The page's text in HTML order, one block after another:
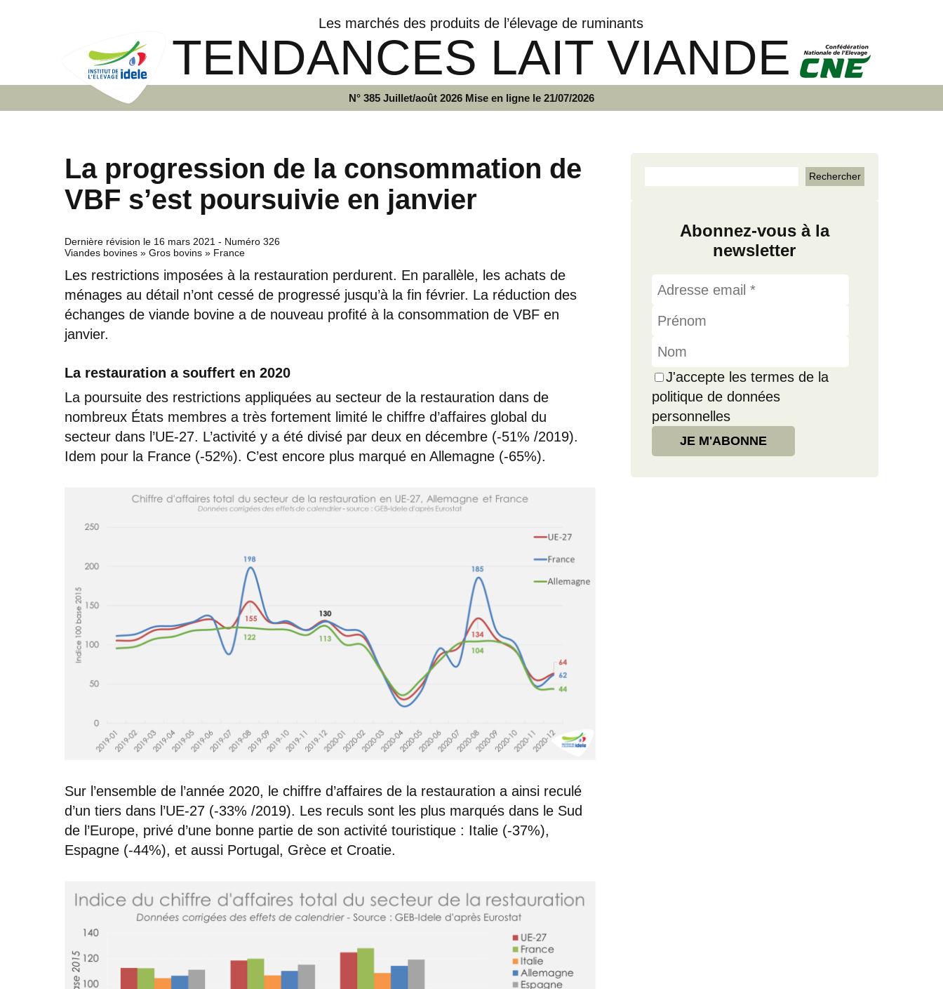
Les marchés des produits de l’élevage de ruminants
TENDANCES LAIT VIANDE
N° 385 Juillet/août 2026 Mise en ligne le 21/07/2026
La progression de la consommation de
VBF s’est poursuivie en janvier
Dernière révision le 16 mars 2021 - Numéro 326
Viandes bovines » Gros bovins » France
Les restrictions imposées à la restauration perdurent. En parallèle, les achats de
ménages au détail n’ont cessé de progressé jusqu’à la fin février. La réduction des
échanges de viande bovine a de nouveau profité à la consommation de VBF en
janvier.
La restauration a souffert en 2020
La poursuite des restrictions appliquées au secteur de la restauration dans de
nombreux États membres a très fortement limité le chiffre d’affaires global du
secteur dans l’UE-27. L’activité y a été divisé par deux en décembre (-51% /2019).
Idem pour la France (-52%). C’est encore plus marqué en Allemagne (-65%).
Sur l’ensemble de l’année 2020, le chiffre d’affaires de la restauration a ainsi reculé
d’un tiers dans l’UE-27 (-33% /2019). Les reculs sont les plus marqués dans le Sud
de l’Europe, privé d’une bonne partie de son activité touristique : Italie (-37%),
Espagne (-44%), et aussi Portugal, Grèce et Croatie.
Abonnez-vous à la
newsletter
J'accepte les termes de la
politique de données
personnelles